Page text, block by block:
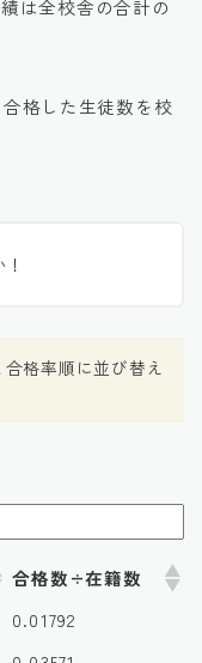
は全校舎の合計の
格した生徒数を校
格率順に並び替え
合格数÷在籍数
0.01792